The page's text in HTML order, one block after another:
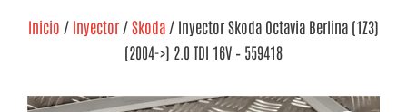
Inicio / Inyector /Skoda / Inyector Skoda Octavia Berlina (1Z3)
(2004->) 2.0 TDI 16V – 559418